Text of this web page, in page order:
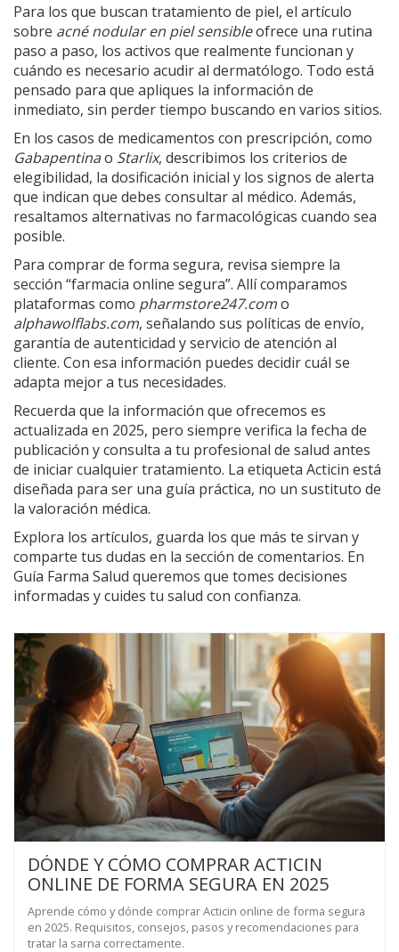
Para los que buscan tratamiento de piel, el artículo
sobre acné nodular en piel sensibleofrece una rutina
paso a paso, los activos que realmente funcionan y
cuándo es necesario acudir al dermatólogo. Todo está
pensado para que apliques la información de
inmediato, sin perder tiempo buscando en varios sitios.
En los casos de medicamentos con prescripción, como
Gabapentinao Starlix, describimos los criterios de
elegibilidad, la dosificación inicial y los signos de alerta
que indican que debes consultar al médico. Además,
resaltamos alternativas no farmacológicas cuando sea
posible.
Para comprar de forma segura, revisa siempre la
sección “farmacia online segura”. Allí comparamos
plataformas como pharmstore247.como
alphawolflabs.com, señalando sus políticas de envío,
garantía de autenticidad y servicio de atención al
cliente. Con esa información puedes decidir cuál se
adapta mejor a tus necesidades.
Recuerda que la información que ofrecemos es
actualizada en 2025, pero siempre verifica la fecha de
publicación y consulta a tu profesional de salud antes
de iniciar cualquier tratamiento. La etiqueta Acticin está
diseñada para ser una guía práctica, no un sustituto de
la valoración médica.
Explora los artículos, guarda los que más te sirvan y
comparte tus dudas en la sección de comentarios. En
Guía Farma Salud queremos que tomes decisiones
informadas y cuides tu salud con confianza.
DÓNDE Y CÓMO COMPRAR ACTICIN
ONLINE DE FORMA SEGURA EN 2025
Aprende cómo y dónde comprar Acticin online de forma segura
en 2025. Requisitos, consejos, pasos y recomendaciones para
tratar la sarna correctamente.